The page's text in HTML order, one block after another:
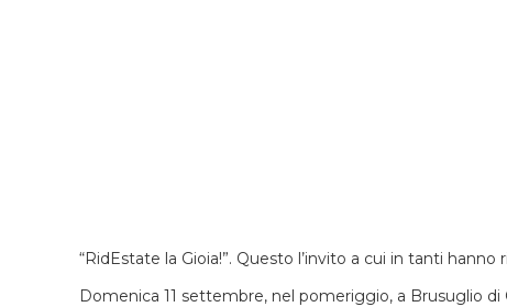
“RidEstate la Gioia!”. Questo l’invito a cui in tanti hanno
Domenica 11 settembre, nel pomeriggio, a Brusuglio